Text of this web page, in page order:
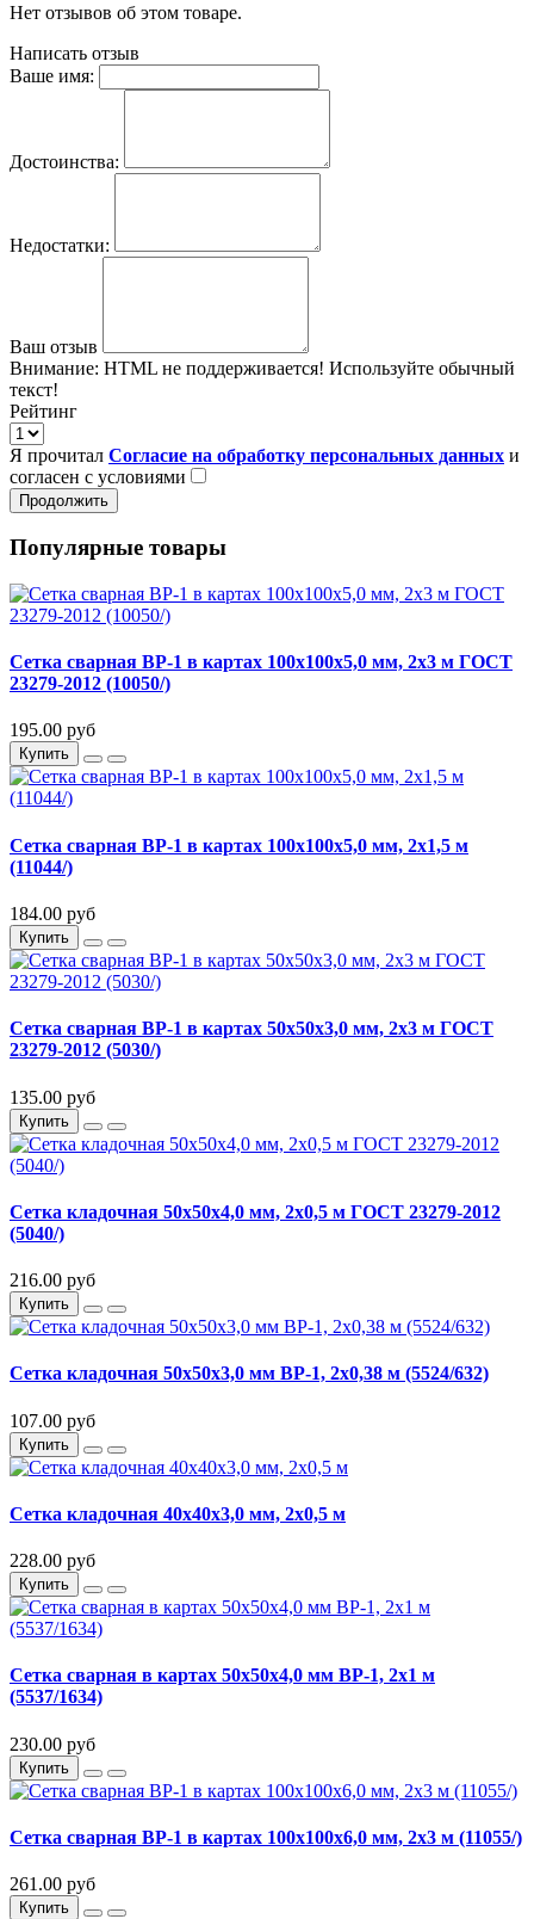
Нет отзывов об этом товаре.
Написать отзыв
Ваше имя:
Достоинства:
Недостатки:
Ваш отзыв
Внимание: HTML не поддерживается! Используйте обычный
текст!
Рейтинг
Я прочитал Согласие на обработку персональных данных и
согласен с условиями
Продолжить
Популярные товары
Сетка сварная ВР-1 в картах 100х100х5,0 мм, 2х3 м ГОСТ
23279-2012 (10050/)
195.00 руб
Купить
Сетка сварная ВР-1 в картах 100х100х5,0 мм, 2х1,5 м
(11044/)
184.00 руб
Купить
Сетка сварная ВР-1 в картах 50х50х3,0 мм, 2х3 м ГОСТ
23279-2012 (5030/)
135.00 руб
Купить
Сетка кладочная 50х50х4,0 мм, 2х0,5 м ГОСТ 23279-2012
(5040/)
216.00 руб
Купить
Сетка кладочная 50х50х3,0 мм ВР-1, 2х0,38 м (5524/632)
107.00 руб
Купить
Сетка кладочная 40х40х3,0 мм, 2х0,5 м
228.00 руб
Купить
Сетка сварная в картах 50х50х4,0 мм ВР-1, 2х1 м
(5537/1634)
230.00 руб
Купить
Сетка сварная ВР-1 в картах 100х100х6,0 мм, 2х3 м (11055/)
261.00 руб
Купить